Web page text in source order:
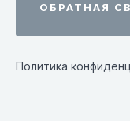
ОБРАТНАЯ
Политика